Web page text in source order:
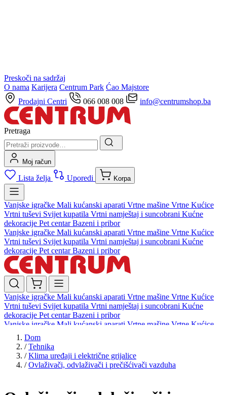
Preskoči na sadržaj
O nama Karijera Centrum Park Ćao Majstore
Prodajni Centri
066 008 008 info@centrumshop.ba
Pretraga
Moj račun
Lista želja Uporedi Korpa
Vanjske igračke Mali kućanski aparati Vrtne mašine Vrtne Kućice
Vrtni tuševi Svijet kupatila Vrtni namještaj i suncobrani Kućne
dekoracije Pet centarBazeni i pribor
Vanjske igračke Mali kućanski aparati Vrtne mašine Vrtne Kućice
Vrtni tuševi Svijet kupatila Vrtni namještaj i suncobrani Kućne
dekoracije Pet centarBazeni i pribor
Vanjske igračke Mali kućanski aparati Vrtne mašine Vrtne Kućice
Vrtni tuševi Svijet kupatila Vrtni namještaj i suncobrani Kućne
dekoracije Pet centarBazeni i pribor
Vanjske igračke Mali kućanski aparati Vrtne mašine Vrtne Kućice
Vrtni tuševi
dekoracijePet centar
Dom
/ Tehnika
/ Klima uređaji i električne grijalice
/ Ovlaživači, odvlaživači i prečišćivači vazduha